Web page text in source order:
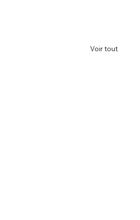
Voir tout